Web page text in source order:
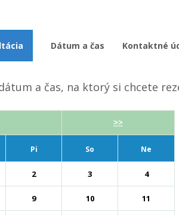
Dátum a čas Kontaktné
a čas, na ktorý si chcete
>>
Pi So Ne
2 3 4
9 10 11